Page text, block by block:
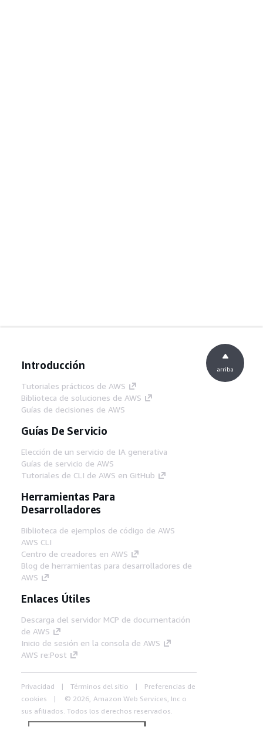
Introducción
Tutoriales prácticos de AWS
Biblioteca de soluciones de AWS
Guías de decisiones de AWS
Guías De Servicio
Elección de un servicio de IA generativa
Guías de servicio de AWS
Tutoriales de CLI de AWS en GitHub
Herramientas Para
Desarrolladores
Biblioteca de ejemplos de código de AWS
AWS CLI
Centro de creadores en AWS
Blog de herramientas para desarrolladores de
AWS
Enlaces Útiles
Descarga del servidor MCP de documentación
de AWS
Inicio de sesión en la consola de AWS
AWS re:Post
Privacidad Términos del sitio
Preferencias de
cookies
© 2026, Amazon Web Services, Inc o
sus afiliados. Todos los derechos reservados.
arriba